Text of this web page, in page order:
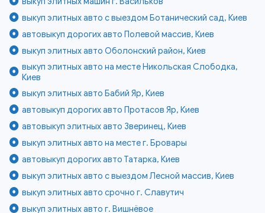
выкуп элитных авто с выездом Ботанический сад, Киев
автовыкуп дорогих авто Полевой массив, Киев
выкуп элитных авто Оболонский район, Киев
выкуп элитных авто на месте Никольская Слободка,
Киев
выкуп элитных авто Бабий Яр, Киев
автовыкуп дорогих авто Протасов Яр, Киев
автовыкуп элитных авто Зверинец, Киев
выкуп элитных авто на месте г. Бровары
автовыкуп дорогих авто Татарка, Киев
выкуп элитных авто с выездом Лесной массив, Киев
выкуп элитных авто срочно г. Славутич
выкуп элитных авто г. Вишнёвое